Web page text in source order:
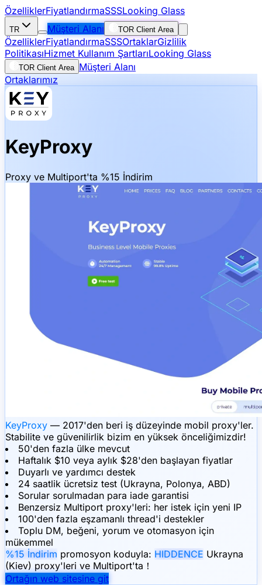
ÖzelliklerFiyatlandırmaSSSLooking Glass
TR Müşteri Alanı TOR Client Area
ÖzelliklerFiyatlandırmaSSSOrtaklarGizlilik
PolitikasıHizmet Kullanım ŞartlarıLooking Glass
TOR Client Area Müşteri Alanı
Ortaklarımız
KeyProxy
Proxy ve Multiport'ta %15 İndirim
KeyProxy — 2017'den beri iş düzeyinde mobil proxy'ler.
Stabilite ve güvenilirlik bizim en yüksek önceliğimizdir!
50'den fazla ülke mevcut
Haftalık $10 veya aylık $28'den başlayan fiyatlar
Duyarlı ve yardımcı destek
24 saatlik ücretsiz test (Ukrayna, Polonya, ABD)
Sorular sorulmadan para iade garantisi
Benzersiz Multiport proxy'leri: her istek için yeni IP
100'den fazla eşzamanlı thread'i destekler
Toplu DM, beğeni, yorum ve otomasyon için
mükemmel
%15 İndirim promosyon koduyla: HIDDENCE Ukrayna
(Kiev) proxy'leri ve Multiport'ta！
Ortağın web sitesine git